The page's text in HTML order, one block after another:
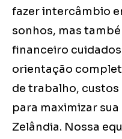
fazer intercâmbio
sonhos, mas
financeiro
orientação
de trabalho, custos
para maximizar
Zelândia. Nossa